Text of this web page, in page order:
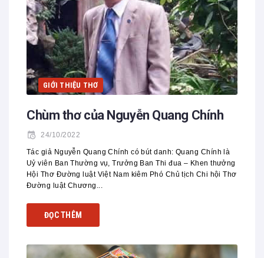
GIỚI THIỆU THƠ
Chùm thơ của Nguyễn Quang Chính
24/10/2022
Tác giả Nguyễn Quang Chính có bút danh: Quang Chính là
Uỷ viên Ban Thường vụ, Trưởng Ban Thi đua – Khen thưởng
Hội Thơ Đường luật Việt Nam kiêm Phó Chủ tịch Chi hội Thơ
Đường luật Chương...
ĐỌC THÊM